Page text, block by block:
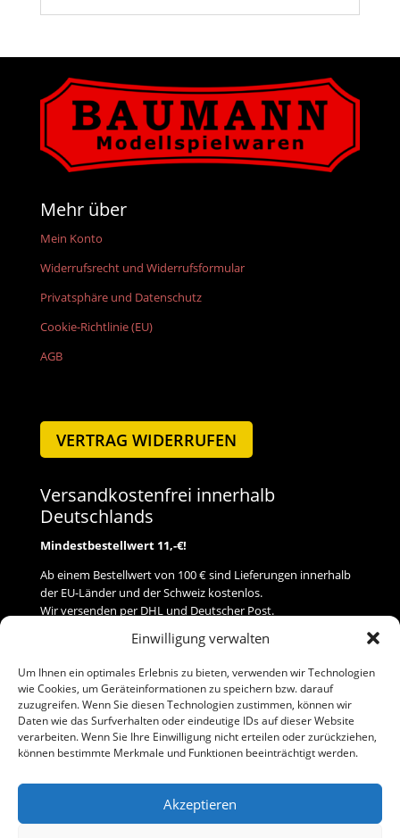
Einwilligung verwalten
Um Ihnen ein optimales Erlebnis zu bieten, verwenden wir Technologien
wie Cookies, um Geräteinformationen zu speichern bzw. darauf
zuzugreifen. Wenn Sie diesen Technologien zustimmen, können wir
Daten wie das Surfverhalten oder eindeutige IDs auf dieser Website
verarbeiten. Wenn Sie Ihre Einwilligung nicht erteilen oder zurückziehen,
können bestimmte Merkmale und Funktionen beeinträchtigt werden.
Akzeptieren
Mehr über
Mein Konto
Widerrufsrecht und Widerrufsformular
Privatsphäre und Datenschutz
Cookie-Richtlinie (EU)
AGB
VERTRAG WIDERRUFEN
Versandkostenfrei innerhalb
Deutschlands
Mindestbestellwert 11,-€!
Ab einem Bestellwert von 100 € sind Lieferungen innerhalb
der EU-Länder und der Schweiz kostenlos.
Wir versenden per DHL und Deutscher Post.
Versand
Zahlung
Baumann Modellspielwaren
Telefon (0 91 61) 33 84